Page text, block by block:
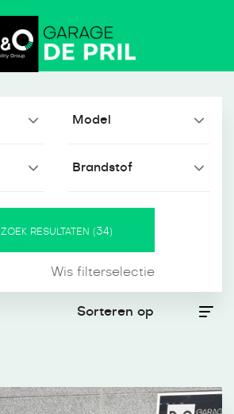
ZOEK RESULTATEN (34)
Wis filterselectie